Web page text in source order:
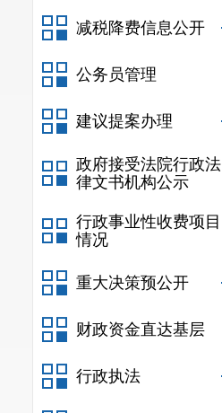
减税降费信息公开
公务员管理
建议提案办理
政府接受法院行政法
律文书机构公示
行政事业性收费项目
情况
重大决策预公开
财政资金直达基层
行政执法